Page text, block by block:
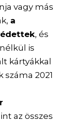
vagy más
a
, és
is
kártyákkal
2021
az összes